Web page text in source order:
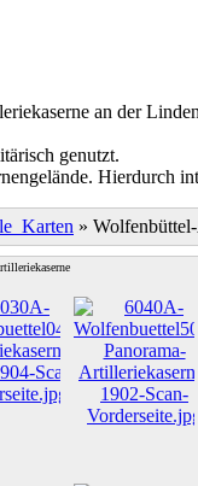
an der
genutzt.
Hierdurch
»